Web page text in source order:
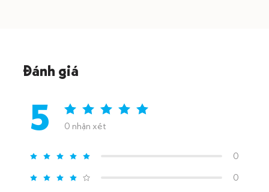
Đánh giá
5 0 nhận xét
0
0